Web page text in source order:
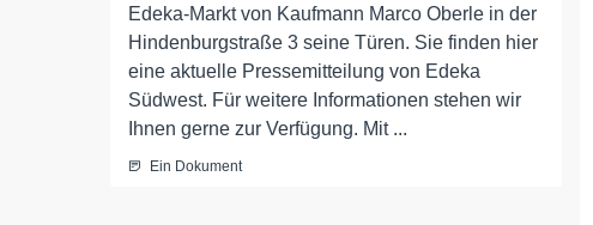
Edeka-Markt von Kaufmann Marco Oberle in der
Hindenburgstraße 3 seine Türen. Sie finden hier
eine aktuelle Pressemitteilung von Edeka
Südwest. Für weitere Informationen stehen wir
Ihnen gerne zur Verfügung. Mit ...
Ein Dokument